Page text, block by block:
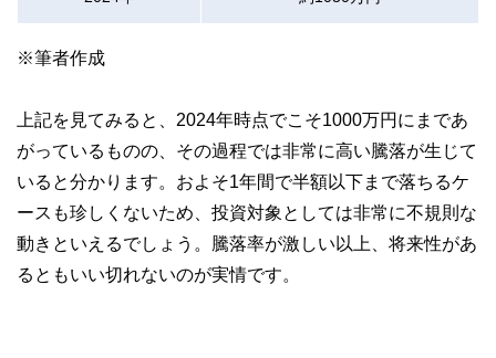
※筆者作成
上記を見てみると、2024年時点でこそ1000万円にまであ
がっているものの、その過程では非常に高い騰落が生じて
いると分かります。およそ1年間で半額以下まで落ちるケ
ースも珍しくないため、投資対象としては非常に不規則な
動きといえるでしょう。騰落率が激しい以上、将来性があ
るともいい切れないのが実情です。